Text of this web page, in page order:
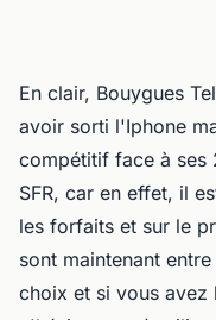
En clair, Bouygues
avoir sorti l'Iphone
compétitif face à ses
SFR, car en effet, il
les forfaits et sur le
sont maintenant
choix et si vous avez